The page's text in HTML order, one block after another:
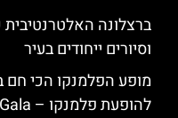
ברצלונה
וסיורים ייחודים בעיר
מופע הפלמנקו הכי חם
להופעת פלמנקו – Gran Gala